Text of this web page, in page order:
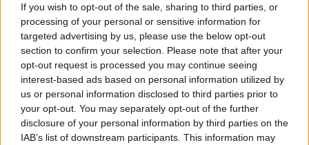
If you wish to opt-out of the sale, sharing to third parties, or
processing of your personal or sensitive information for
targeted advertising by us, please use the below opt-out
section to confirm your selection. Please note that after your
opt-out request is processed you may continue seeing
interest-based ads based on personal information utilized by
us or personal information disclosed to third parties prior to
your opt-out. You may separately opt-out of the further
disclosure of your personal information by third parties on the
IAB’s list of downstream participants. This information may
Leggi l'articolo:
Tutti al parco, nessuno escluso